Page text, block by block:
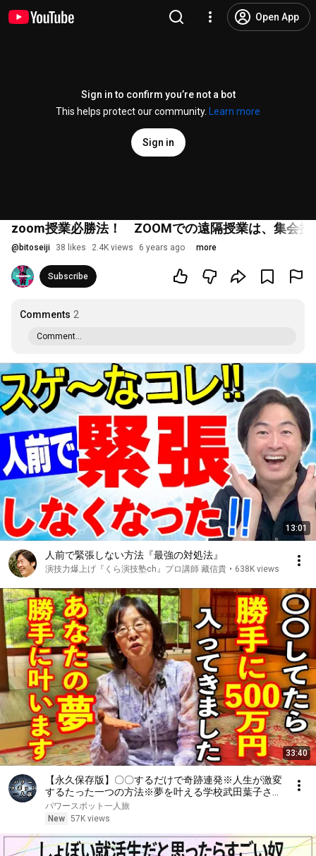
Open App
Sign in to confirm you’re not a bot
This helps protect our community.
Learn more
Sign in
zoom授業必勝法！ ZOOMでの遠隔授業は、集会授
@ bitoseiji 38 likes 2.4K views 6 years ago more
Subscribe
Comments 2
Comment...
13:01
人前で緊張しない方法『最強の対処法』
演技力爆上げ『くら演技塾ch』プロ講師 藏信貴 • 638K views
33:40
【永久保存版】〇〇するだけで奇跡連発※人生が激変
するたった一つの方法※夢を叶える学校武田葉子さん
パワースポットインタビュー84
パワースポット一人旅
New 57K views